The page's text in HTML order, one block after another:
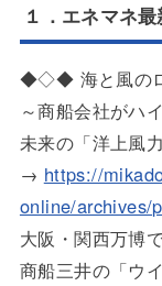
１．エネマネ最
◆◇◆ 海と風の
～商船会社がハ
未来の「洋上風
→ https://
online/archives/
大阪・関西万博
商船三井の「ウ